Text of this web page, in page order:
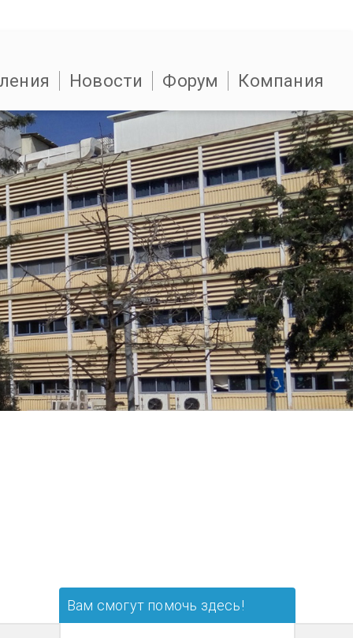
Новости Форум Компания
Вам смогут помочь здесь!